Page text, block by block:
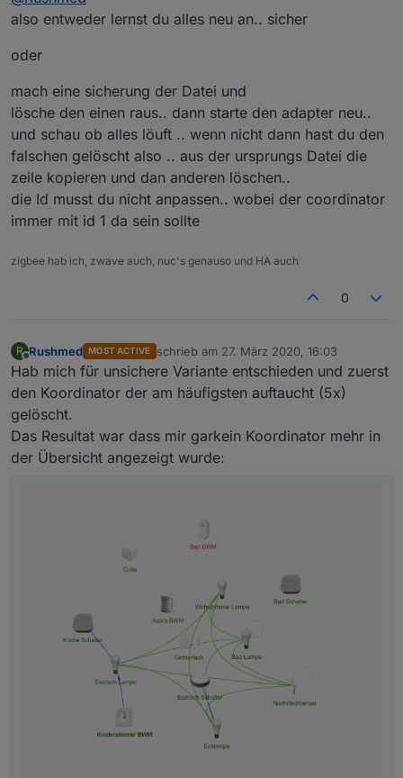
also entweder lernst du alles neu an.. sicher
oder
mach eine sicherung der Datei und
lösche den einen raus.. dann starte den adapter neu..
und schau ob alles löuft .. wenn nicht dann hast du den
falschen gelöscht also .. aus der ursprungs Datei die
zeile kopieren und dan anderen löschen..
die Id musst du nicht anpassen.. wobei der coordinator
immer mit id 1 da sein sollte
zigbee hab ich, zwave auch, nuc's genauso und HA auch
0
R
Offline
Rushmed MOST ACTIVE schrieb am 27. März 2020, 16:03
zuletzt editiert von
Hab mich für unsichere Variante entschieden und zuerst
den Koordinator der am häufigsten auftaucht (5x)
gelöscht.
Das Resultat war dass mir garkein Koordinator mehr in
der Übersicht angezeigt wurde: